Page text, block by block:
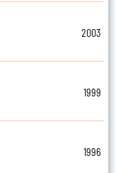
2003
1999
1996